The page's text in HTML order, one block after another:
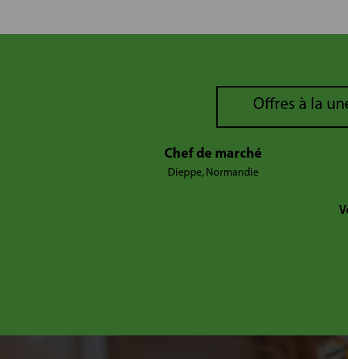
Offres à la
Chef de marché
Dieppe, Normandie